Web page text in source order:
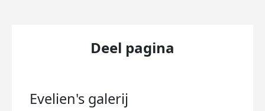
Deel pagina
Evelien's galerij